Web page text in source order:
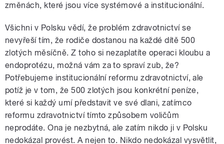
změnách, které jsou více systémové a institucionální.
Všichni v Polsku vědí, že problém zdravotnictví se
nevyřeší tím, že rodiče dostanou na každé dítě 500
zlotých měsíčně. Z toho si nezaplatíte operaci kloubu a
endoprotézu, možná vám za to spraví zub, že?
Potřebujeme institucionální reformu zdravotnictví, ale
potíž je v tom, že 500 zlotých jsou konkrétní peníze,
které si každý umí představit ve své dlani, zatímco
reformu zdravotnictví tímto způsobem voličům
neprodáte. Ona je nezbytná, ale zatím nikdo ji v Polsku
nedokázal provést. A nejen to. Nikdo nedokázal vysvětlit,